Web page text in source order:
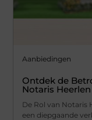
Aanbiedingen
Ontdek de
Notaris Heerlen
De Rol van Notaris
een diepgaande